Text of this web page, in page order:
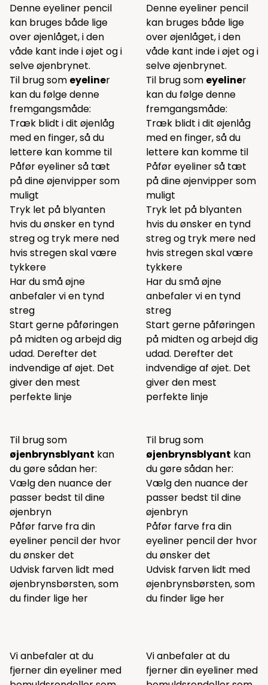
Denne eyeliner pencil
kan bruges både lige
over øjenlåget, i den
våde kant inde i øjet og i
selve øjenbrynet.
Til brug som eyeliner
kan du følge denne
fremgangsmåde:
Træk blidt i dit øjenlåg
med en finger, så du
lettere kan komme til
Påfør eyeliner så tæt
på dine øjenvipper som
muligt
Tryk let på blyanten
hvis du ønsker en tynd
streg og tryk mere ned
hvis stregen skal være
tykkere
Har du små øjne
anbefaler vi en tynd
streg
Start gerne påføringen
på midten og arbejd dig
udad. Derefter det
indvendige af øjet. Det
giver den mest
perfekte linje
Til brug som
øjenbrynsblyant kan
du gøre sådan her:
Vælg den nuance der
passer bedst til dine
øjenbryn
Påfør farve fra din
eyeliner pencil der hvor
du ønsker det
Udvisk farven lidt med
øjenbrynsbørsten, som
du finder lige her
Vi anbefaler at du
fjerner din eyeliner med
Denne eyeliner pencil
kan bruges både lige
over øjenlåget, i den
våde kant inde i øjet og i
selve øjenbrynet.
Til brug som eyeliner
kan du følge denne
fremgangsmåde:
Træk blidt i dit øjenlåg
med en finger, så du
lettere kan komme til
Påfør eyeliner så tæt
på dine øjenvipper som
muligt
Tryk let på blyanten
hvis du ønsker en tynd
streg og tryk mere ned
hvis stregen skal være
tykkere
Har du små øjne
anbefaler vi en tynd
streg
Start gerne påføringen
på midten og arbejd dig
udad. Derefter det
indvendige af øjet. Det
giver den mest
perfekte linje
Til brug som
øjenbrynsblyant kan
du gøre sådan her:
Vælg den nuance der
passer bedst til dine
øjenbryn
Påfør farve fra din
eyeliner pencil der hvor
du ønsker det
Udvisk farven lidt med
øjenbrynsbørsten, som
du finder lige her
Vi anbefaler at du
fjerner din eyeliner med